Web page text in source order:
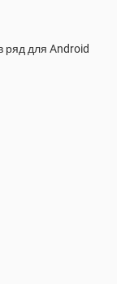
ряд для Android